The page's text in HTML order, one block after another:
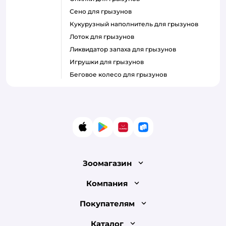
сено для грызунов
кукурузный наполнитель для грызунов
лоток для грызунов
ликвидатор запаха для грызунов
игрушки для грызунов
беговое колесо для грызунов
App StoreGoogle Play
AppGallery
RuStore
Зоомагазин
Лицензия
Доставка и оплата
Обмен и возврат товара
Компания
О компании
Покупателям
Бонусные карты
Каталог